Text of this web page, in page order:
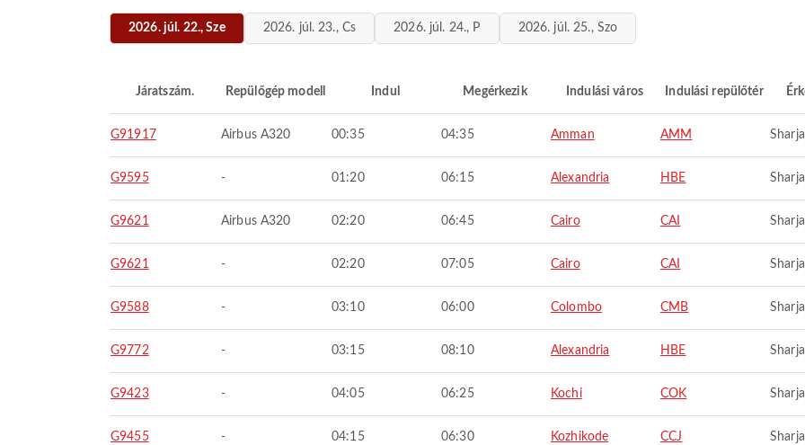
2026. júl. 22., Sze 2026. júl. 23., Cs 2026. júl. 24., P 2026. júl. 25., Szo
Járatszám. Repülőgép modell Indul Megérkezik Indulási város Indulási repülőtér
G91917 Airbus A320 00:35 04:35 Amman AMM
G9595 - 01:20 06:15 Alexandria HBE
G9621 Airbus A320 02:20 06:45 Cairo CAI
G9621 - 02:20 07:05 Cairo CAI
G9588 - 03:10 06:00 Colombo CMB
G9772 - 03:15 08:10 Alexandria HBE
G9423 - 04:05 06:25 Kochi COK
G9455 - 04:15 06:30 Kozhikode CCJ